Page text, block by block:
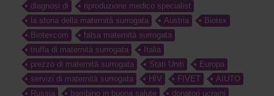
diagnosi di
riproduzione medico specialist
la storia della maternità surrogata
Austria
Biotex
Biotexcom
falsa maternità surrogata
truffa di maternità surrogata
Italia
prezzo di maternità surrogata
Stati Uniti
Europa
servizi di maternità surrogata
HIV FIVET
AIUTO
Russia
bambino in buona salute donatori ucraini